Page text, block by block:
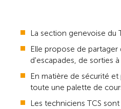
La section genevoise du
Elle propose de
d'escapades, de sorties
En matière de sécurité
toute une palette de
Les techniciens TCS